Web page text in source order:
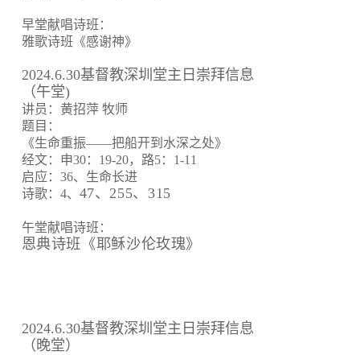
早堂献唱诗班：
雅歌诗班《感谢神》
2024.6.30基督教深圳堂主日崇拜信息
（午堂)
讲员：黄招萍 牧师
题目：
《生命重振——把船开到水深之处》
经文：申30：19-20，路5：1-11
启应：36、生命长进
诗歌：4、 47、255、315
午堂献唱诗班：
恩典诗班《耶稣沙伦玫瑰》
2024.6.30基督教深圳堂主日崇拜信息
（晚堂）